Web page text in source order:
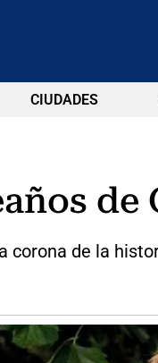
CIUDADES
de
corona de la